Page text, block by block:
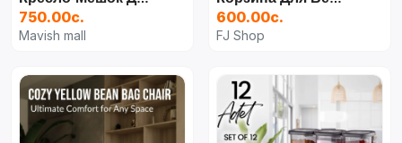
750.00с.
Mavish mall
600.00с.
FJ Shop